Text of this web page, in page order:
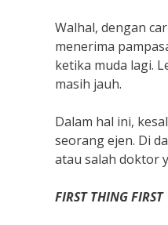
Walhal, dengan
menerima
ketika muda lagi.
masih jauh.
Dalam hal ini,
seorang ejen. Di
atau salah doktor
FIRST THING FIRST